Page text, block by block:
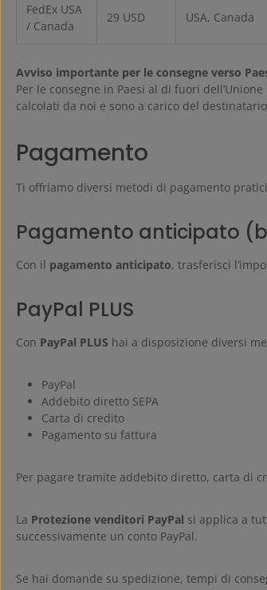
FedEx USA
/ Canada
29 USD USA, Canada
Avviso importante per le consegne verso
Per le consegne in Paesi al di fuori
calcolati da noi e sono a carico del
Pagamento
Ti offriamo diversi metodi di pagamento
Pagamento anticipato
Con il pagamento anticipato, trasferisci
PayPal PLUS
Con PayPal PLUS hai a disposizione diversi
PayPal
Addebito diretto SEPA
Carta di credito
Pagamento su fattura
Per pagare tramite addebito diretto, carta di
La Protezione venditori PayPal si applica a
successivamente un conto PayPal.
Se hai domande su spedizione, tempi di